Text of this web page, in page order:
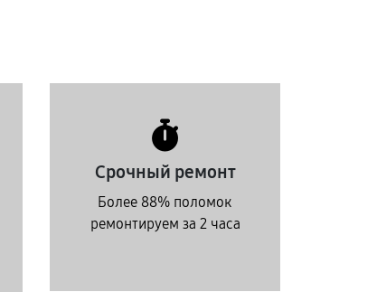
Срочный ремонт
Более 88% поломок
ремонтируем за 2 часа